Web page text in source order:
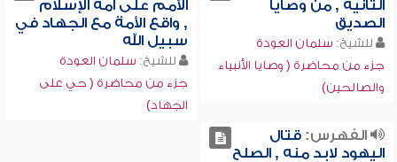
الثانية , من وصايا
الصديق
للشيخ: سلمان العودة
جزء من محاضرة ( وصايا الأنبياء
والصالحين)
الأمم على أمة الإسلام
, واقع الأمة مع الجهاد في
سبيل الله
للشيخ: سلمان العودة
جزء من محاضرة ( حي على
الجهاد)
الفهرس:قتال
اليهود لابد منه , الصلح